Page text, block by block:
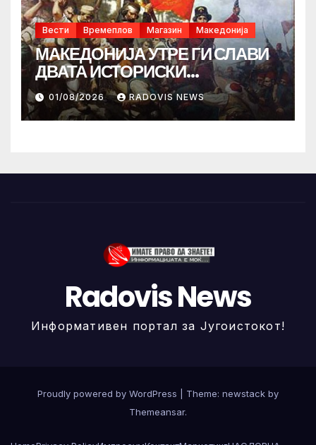
Вести Времеплов Магазин Македонија
МАКЕДОНИЈА УТРЕ ГИ СЛАВИ
ДВАТА ИСТОРИСКИ
ИЛИНДЕНА!
01/08/2026 RADOVIS NEWS
Radovis News
Информативен портал за Југоистокот!
Proudly powered by WordPress
Theme: newstack by
Themeansar.